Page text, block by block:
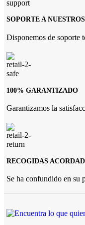
SOPORTE A
Disponemos de soporte
100% GARANTIZADO
Garantizamos la
RECOGIDAS
Se ha confundido en su